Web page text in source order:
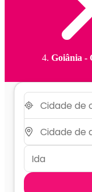
Goiânia -